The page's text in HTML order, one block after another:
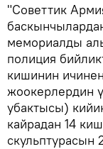
"Советтик
мемориалды
полиция
кишинин
жоокерлердин
убактысы)
кайрадан 14
скульптурасын